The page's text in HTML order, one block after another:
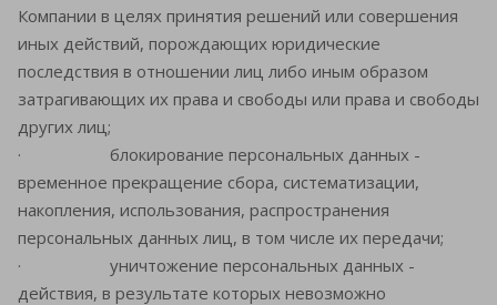
Компании в целях принятия решений или совершения
иных действий, порождающих юридические
последствия в отношении лиц либо иным образом
затрагивающих их права и свободы или права и свободы
других лиц;
· блокирование персональных данных -
временное прекращение сбора, систематизации,
накопления, использования, распространения
персональных данных лиц, в том числе их передачи;
· уничтожение персональных данных -
действия, в результате которых невозможно